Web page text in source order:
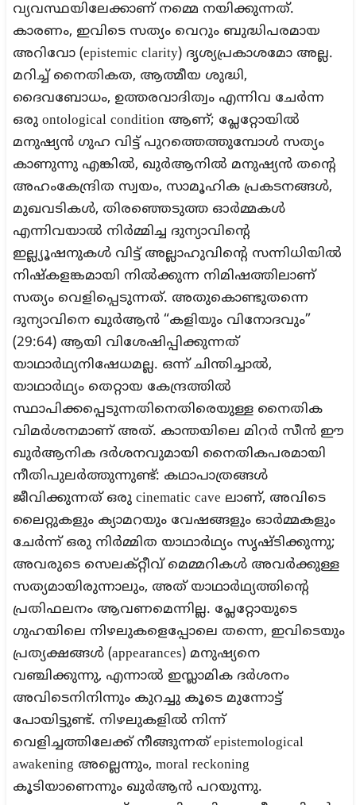
വ്യവസ്ഥയിലേക്കാണ് നമ്മെ നയിക്കുന്നത്.
കാരണം, ഇവിടെ സത്യം വെറും ബുദ്ധിപരമായ
അറിവോ (epistemic clarity) ദൃശ്യപ്രകാശമോ അല്ല.
മറിച്ച് നൈതികത, ആത്മീയ ശുദ്ധി,
ദൈവബോധം, ഉത്തരവാദിത്വം എന്നിവ ചേർന്ന
ഒരു ontological condition ആണ്; പ്ലേറ്റോയിൽ
മനുഷ്യൻ ഗുഹ വിട്ട് പുറത്തെത്തുമ്പോൾ സത്യം
കാണുന്നു എങ്കിൽ, ഖുർആനിൽ മനുഷ്യൻ തന്റെ
അഹംകേന്ദ്രിത സ്വയം, സാമൂഹിക പ്രകടനങ്ങൾ,
മുഖവടികൾ, തിരഞ്ഞെടുത്ത ഓർമ്മകൾ
എന്നിവയാൽ നിർമ്മിച്ച ദുന്യാവിന്റെ
ഇല്ല്യൂഷനുകൾ വിട്ട് അല്ലാഹുവിന്റെ സന്നിധിയിൽ
നിഷ്‌കളങ്കമായി നിൽക്കുന്ന നിമിഷത്തിലാണ്
സത്യം വെളിപ്പെടുന്നത്. അതുകൊണ്ടുതന്നെ
ദുന്യാവിനെ ഖുർആൻ “കളിയും വിനോദവും”
(29:64) ആയി വിശേഷിപ്പിക്കുന്നത്
യാഥാർഥ്യനിഷേധമല്ല. ഒന്ന് ചിന്തിച്ചാൽ,
യാഥാർഥ്യം തെറ്റായ കേന്ദ്രത്തിൽ
സ്ഥാപിക്കപ്പെടുന്നതിനെതിരെയുള്ള നൈതിക
വിമർശനമാണ് അത്. കാന്തയിലെ മിറർ സീൻ ഈ
ഖുർആനിക ദർശനവുമായി നൈതികപരമായി
നീതിപുലർത്തുന്നുണ്ട്: കഥാപാത്രങ്ങൾ
ജീവിക്കുന്നത് ഒരു cinematic cave ലാണ്, അവിടെ
ലൈറ്റുകളും ക്യാമറയും വേഷങ്ങളും ഓർമ്മകളും
ചേർന്ന് ഒരു നിർമ്മിത യാഥാർഥ്യം സൃഷ്ടിക്കുന്നു;
അവരുടെ സെലക്റ്റീവ് മെമ്മറികൾ അവർക്കുള്ള
സത്യമായിരുന്നാലും, അത് യാഥാർഥ്യത്തിന്റെ
പ്രതിഫലനം ആവണമെന്നില്ല. പ്ലേറ്റോയുടെ
ഗുഹയിലെ നിഴലുകളെപ്പോലെ തന്നെ, ഇവിടെയും
പ്രത്യക്ഷങ്ങൾ (appearances) മനുഷ്യനെ
വഞ്ചിക്കുന്നു, എന്നാൽ ഇസ്ലാമിക ദർശനം
അവിടെനിനിന്നും കുറച്ചു കൂടെ മുന്നോട്ട്
പോയിട്ടുണ്ട്. നിഴലുകളിൽ നിന്ന്
വെളിച്ചത്തിലേക്ക് നീങ്ങുന്നത് epistemological
awakening അല്ലെന്നും, moral reckoning
കൂടിയാണെന്നും ഖുർആൻ പറയുന്നു.